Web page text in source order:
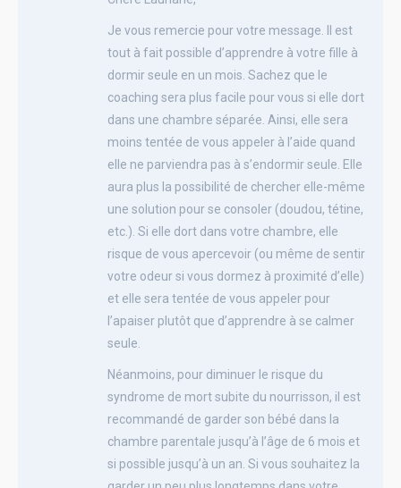
Je vous remercie pour votre message. Il est
tout à fait possible d’apprendre à votre fille à
dormir seule en un mois. Sachez que le
coaching sera plus facile pour vous si elle dort
dans une chambre séparée. Ainsi, elle sera
moins tentée de vous appeler à l’aide quand
elle ne parviendra pas à s’endormir seule. Elle
aura plus la possibilité de chercher elle-même
une solution pour se consoler (doudou, tétine,
etc.). Si elle dort dans votre chambre, elle
risque de vous apercevoir (ou même de sentir
votre odeur si vous dormez à proximité d’elle)
et elle sera tentée de vous appeler pour
l’apaiser plutôt que d’apprendre à se calmer
seule.
Néanmoins, pour diminuer le risque du
syndrome de mort subite du nourrisson, il est
recommandé de garder son bébé dans la
chambre parentale jusqu’à l’âge de 6 mois et
si possible jusqu’à un an. Si vous souhaitez la